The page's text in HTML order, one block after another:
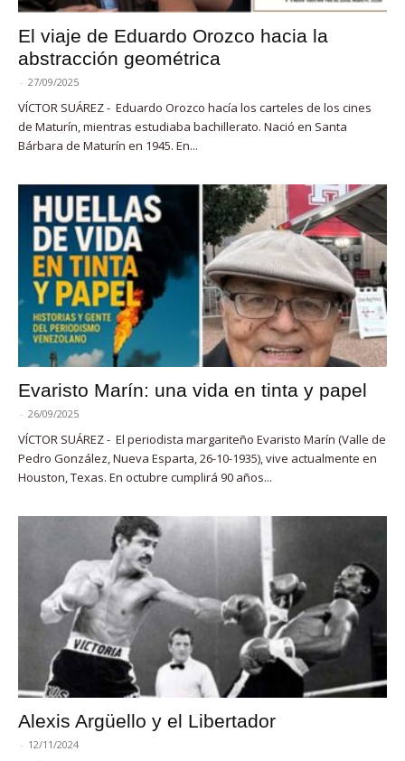
El viaje de Eduardo Orozco hacia la
abstracción geométrica
- 27/09/2025
VÍCTOR SUÁREZ - Eduardo Orozco hacía los carteles de los cines
de Maturín, mientras estudiaba bachillerato. Nació en Santa
Bárbara de Maturín en 1945. En...
Evaristo Marín: una vida en tinta y papel
- 26/09/2025
VÍCTOR SUÁREZ - El periodista margariteño Evaristo Marín (Valle de
Pedro González, Nueva Esparta, 26-10-1935), vive actualmente en
Houston, Texas. En octubre cumplirá 90 años...
Alexis Argüello y el Libertador
- 12/11/2024